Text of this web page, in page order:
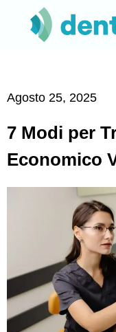
Agosto 25, 2025
7 Modi per
Economico